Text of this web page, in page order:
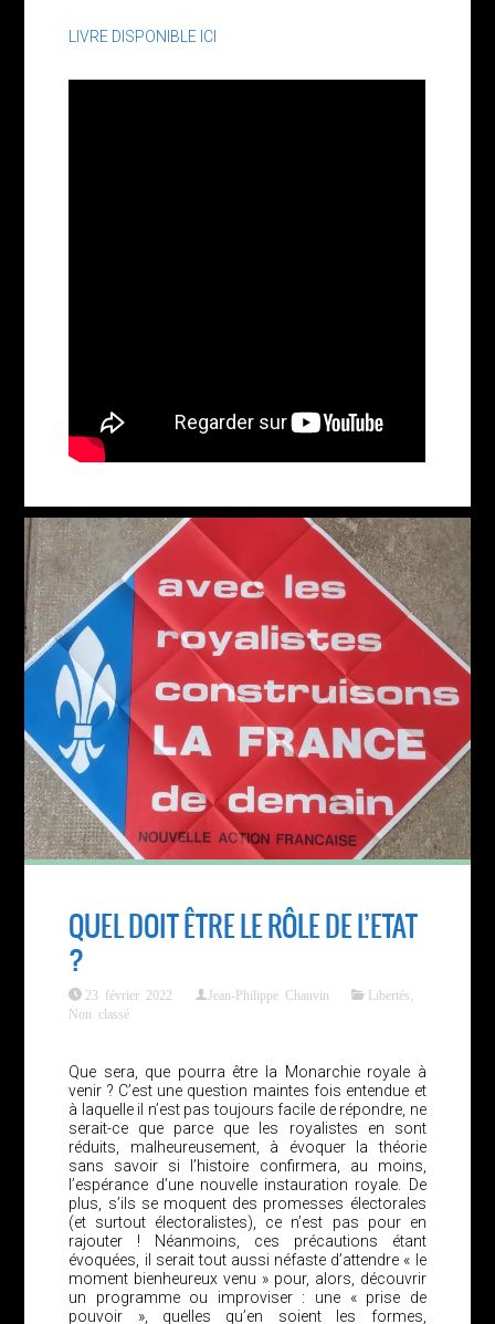
LIVRE DISPONIBLE ICI
QUEL DOIT ÊTRE LE RÔLE DE L’ETAT
?
23 février 2022 Jean-Philippe Chauvin Libertés
Non classé
Que sera, que pourra être la Monarchie royale à
venir ? C’est une question maintes fois entendue et
à laquelle il n’est pas toujours facile de répondre, ne
serait-ce que parce que les royalistes en sont
réduits, malheureusement, à évoquer la théorie
sans savoir si l’histoire confirmera, au moins,
l’espérance d’une nouvelle instauration royale. De
plus, s’ils se moquent des promesses électorales
(et surtout électoralistes), ce n’est pas pour en
rajouter ! Néanmoins, ces précautions étant
évoquées, il serait tout aussi néfaste d’attendre « le
moment bienheureux venu » pour, alors, découvrir
un programme ou improviser : une « prise de
pouvoir », quelles qu’en soient les formes,